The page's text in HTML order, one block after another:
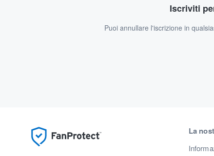
Iscriviti
Puoi annullare l'iscrizione in
La